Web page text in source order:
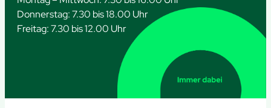
Donnerstag: 7.30 bis 18.00 Uhr
Freitag: 7.30 bis 12.00 Uhr